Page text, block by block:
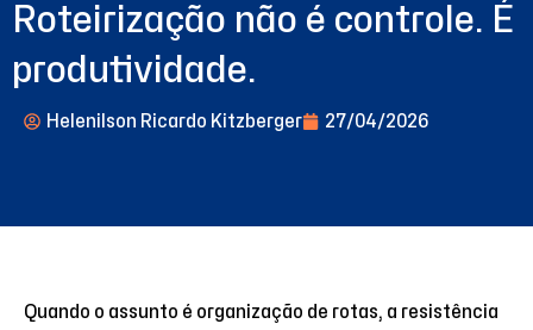
Roteirização não é controle. É
produtividade.
Helenilson Ricardo Kitzberger 27/04/2026
Quando o assunto é organização de rotas, a resistência